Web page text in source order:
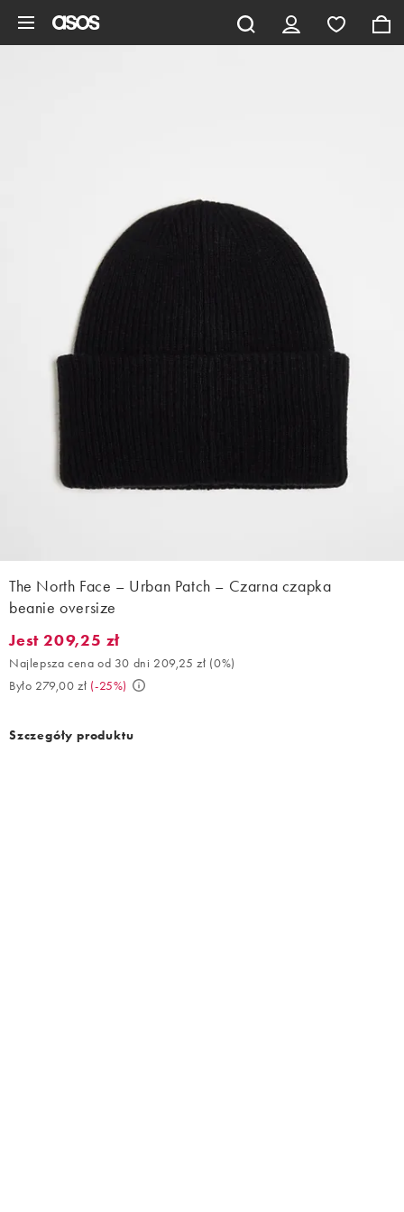
The North Face – Urban Patch – Czarna czapka
beanie oversize
Jest 209,25 zł. Najlepsza cena od 30 dni 209,25 zł (0%). Było
Jest 209,25 zł
Najlepsza cena od 30 dni 209,25 zł (0%)
Było 279,00 zł (-25%)
Szczegóły produktu